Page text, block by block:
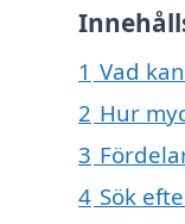
1 Vad
2 Hur
3
4 Sök